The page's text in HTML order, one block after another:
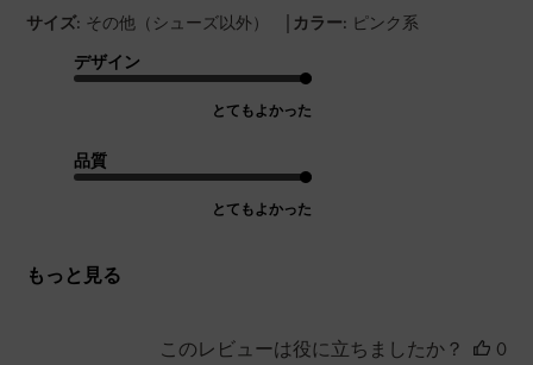
サイズ: その他（シューズ以外） | カラー: ピンク系
デザイン
とてもよかった
品質
とてもよかった
もっと見る
このレビューは役に立ちましたか？
0